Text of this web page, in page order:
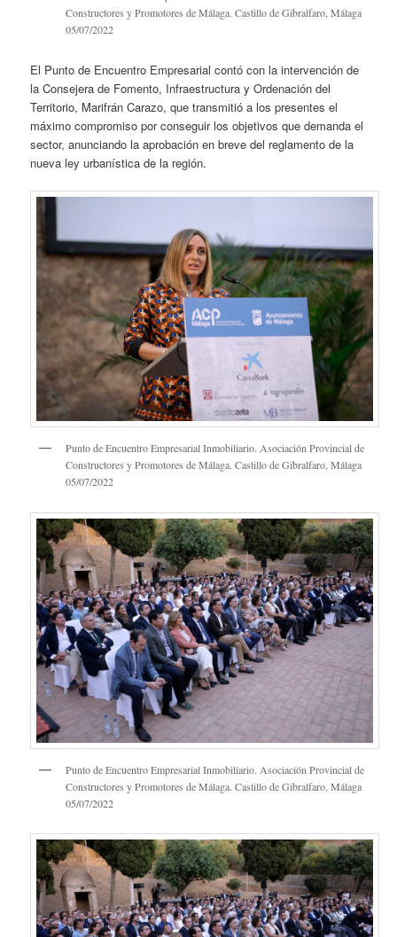
Constructores y Promotores de Málaga. Castillo de Gibralfaro, Málaga
05/07/2022
El Punto de Encuentro Empresarial contó con la intervención de
la Consejera de Fomento, Infraestructura y Ordenación del
Territorio, Marifrán Carazo, que transmitió a los presentes el
máximo compromiso por conseguir los objetivos que demanda el
sector, anunciando la aprobación en breve del reglamento de la
nueva ley urbanística de la región.
Punto de Encuentro Empresarial Inmobiliario. Asociación Provincial de
Constructores y Promotores de Málaga. Castillo de Gibralfaro, Málaga
05/07/2022
Punto de Encuentro Empresarial Inmobiliario. Asociación Provincial de
Constructores y Promotores de Málaga. Castillo de Gibralfaro, Málaga
05/07/2022